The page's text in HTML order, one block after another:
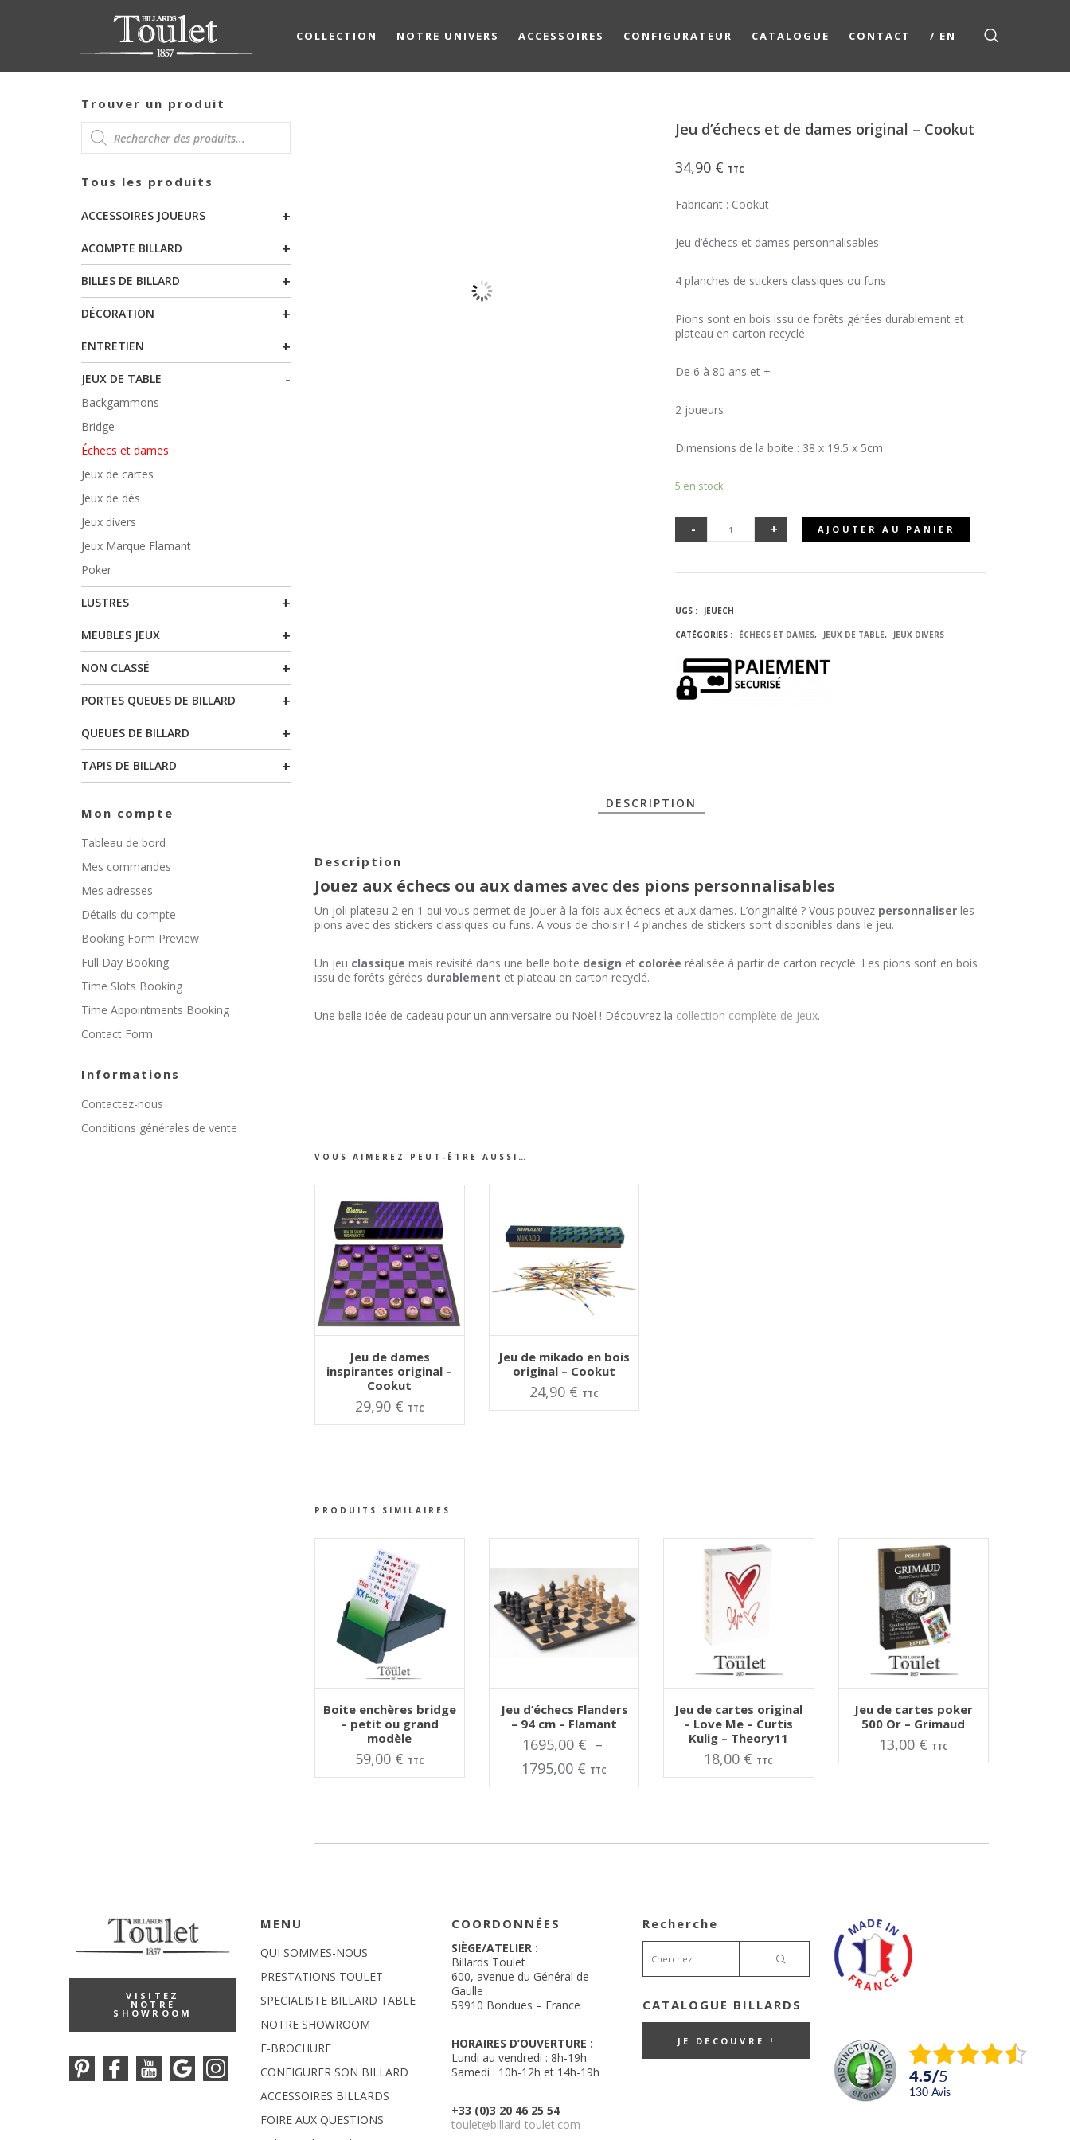
COLLECTION NOTRE UNIVERS ACCESSOIRES CONFIGURATEUR CATALOGUE CONTACT / EN
Trouver un produit
RECHERCHE
DE
PRODUITS
Tous les produits
ACCESSOIRES JOUEURS +
ACOMPTE BILLARD +
BILLES DE BILLARD +
DÉCORATION +
ENTRETIEN +
JEUX DE TABLE -
Backgammons
Bridge
Échecs et dames
Jeux de cartes
Jeux de dés
Jeux divers
Jeux Marque Flamant
Poker
LUSTRES +
MEUBLES JEUX +
NON CLASSÉ +
PORTES QUEUES DE BILLARD +
QUEUES DE BILLARD +
TAPIS DE BILLARD +
Mon compte
Tableau de bord
Mes commandes
Mes adresses
Détails du compte
Booking Form Preview
Full Day Booking
Time Slots Booking
Time Appointments Booking
Contact Form
Informations
Contactez-nous
Conditions générales de vente
Jeu d’échecs et de dames original – Cookut
34,90 € TTC
Fabricant : Cookut
Jeu d’échecs et dames personnalisables
4 planches de stickers classiques ou funs
Pions sont en bois issu de forêts gérées durablement et
plateau en carton recyclé
De 6 à 80 ans et +
2 joueurs
Dimensions de la boite : 38 x 19.5 x 5cm
5 en stock
- QUANTITÉ
DE JEU
D'ÉCHECS
DAMES
COOKUT
+ AJOUTER AU PANIER
UGS : JEUECH
CATÉGORIES : ÉCHECS ET DAMES, JEUX DE TABLE, JEUX DIVERS
DESCRIPTION
Description
Jouez aux échecs ou aux dames avec des pions personnalisables
Un joli plateau 2 en 1 qui vous permet de jouer à la fois aux échecs et aux dames. L’originalité ? Vous pouvez personnaliserles
pions avec des stickers classiques ou funs. A vous de choisir ! 4 planches de stickers sont disponibles dans le jeu.
Un jeu classique mais revisité dans une belle boite design et colorée réalisée à partir de carton recyclé. Les pions sont en bois
issu de forêts gérées durablement et plateau en carton recyclé.
Une belle idée de cadeau pour un anniversaire ou Noël ! Découvrez la collection complète de jeux.
VOUS AIMEREZ PEUT-ÊTRE AUSSI…
Jeu de dames
inspirantes original –
Cookut
29,90 € TTC
Jeu de mikado en bois
original – Cookut
24,90 € TTC
PRODUITS SIMILAIRES
Ce
produit
a
plusieurs
variations.
Les
options
page
Boite enchères bridge
– petit ou grand
modèle
59,00 € TTC
Ce
produit
a
plusieurs
variations.
Les
options
peuvent
page
Jeu d’échecs Flanders
– 94 cm – Flamant
1695,00 € –
1795,00 € Plage
de
1695,00 €
TTC
Jeu de cartes original
– Love Me – Curtis
Kulig – Theory11
18,00 € TTC
Jeu de cartes poker
500 Or – Grimaud
13,00 € TTC
VISITEZ
NOTRE
SHOWROOM
MENU
QUI SOMMES-NOUS
PRESTATIONS TOULET
SPECIALISTE BILLARD TABLE
NOTRE SHOWROOM
E-BROCHURE
CONFIGURER SON BILLARD
ACCESSOIRES BILLARDS
FOIRE AUX QUESTIONS
COORDONNÉES
SIÈGE/ATELIER :
Billards Toulet
600, avenue du Général de
Gaulle
59910 Bondues – France
HORAIRES D’OUVERTURE :
Lundi au vendredi : 8h-19h
Samedi : 10h-12h et 14h-19h
+33 (0)3 20 46 25 54
toulet@billard-toulet.com
Recherche
CATALOGUE BILLARDS
JE DECOUVRE !
4.5/5
130 avis